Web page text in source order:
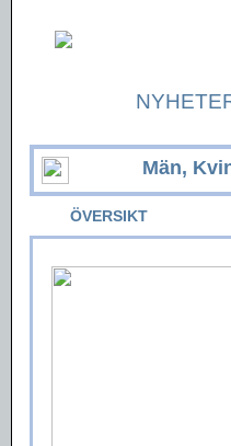
Män,
ÖVERSIKT